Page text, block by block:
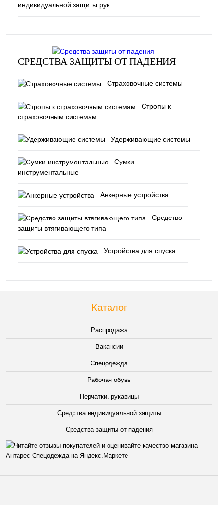
индивидуальной защиты рук
СРЕДСТВА ЗАЩИТЫ ОТ ПАДЕНИЯ
Страховочные системы
Стропы к
страховочным системам
Удерживающие системы
Сумки
инструментальные
Анкерные устройства
Средство
защиты втягивающего типа
Устройства для спуска
Каталог
Распродажа
Вакансии
Спецодежда
Рабочая обувь
Перчатки, рукавицы
Средства индивидуальной защиты
Средства защиты от падения